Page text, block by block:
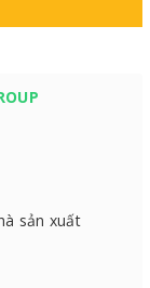
sản xuất